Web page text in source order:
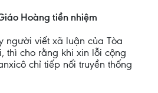
Hoàng tiền nhiệm
người viết xã luận của Tòa
thì cho rằng khi xin lỗi cộng
chỉ tiếp nối truyền thống